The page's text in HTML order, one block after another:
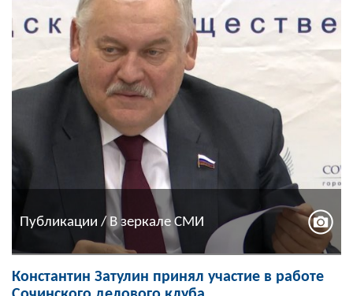
Публикации / В зеркале СМИ
Константин Затулин принял участие в работе